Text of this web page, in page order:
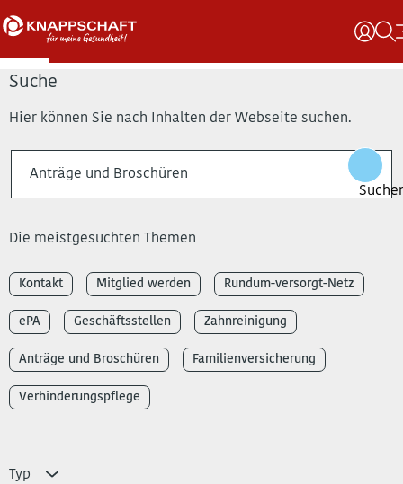
Suche
Hier können Sie nach Inhalten der Webseite suchen.
Die meistgesuchten Themen
Kontakt Mitglied werden Rundum-versorgt-Netz
ePA Geschäftsstellen Zahnreinigung
Anträge und Broschüren Familienversicherung
Verhinderungspflege
Typ